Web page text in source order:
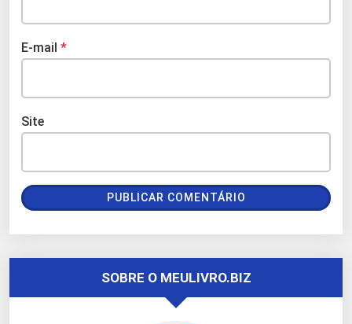
E-mail *
Site
SOBRE O MEULIVRO.BIZ